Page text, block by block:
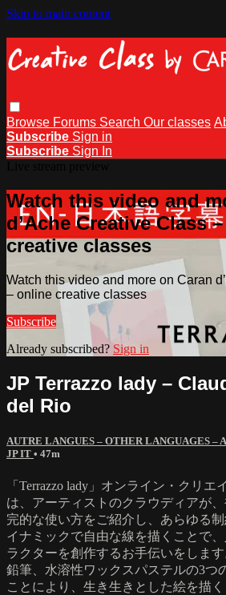
Skip to main content
Browse Forums Search Our classes
Subscribe Sign in
Subscribe Sign In
Watch this video and
d’Ache Creative Class
creative classes
Watch this video and more on Caran
– online creative classes
Subscribe
Already subscribed? Sign in
JP Terrazzo lady –
del Rio
AUTRE LANGUES – OTHER LANGUAGES –
JP IT • 47m
「Terrazzo lady」オンライン・クリ
は、アーティストのクラウディアが
完的な使い方をご紹介し、あらゆる
イナミックで自由な線を描くことで
ラクターを創作するお手伝いをしま
鉛筆、水溶性ワックスパステルの3つ
ことにより、生き生きとした絵を描